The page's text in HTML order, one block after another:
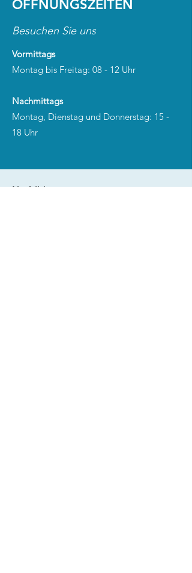
ÖFFNUNGSZEITEN
Besuchen Sie uns
Vormittags
Montag bis Freitag: 08 - 12 Uhr
Nachmittags
Montag, Dienstag und Donnerstag: 15 -
18 Uhr
Notfalldienstnummer: